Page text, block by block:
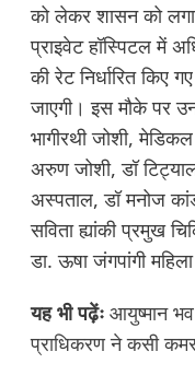
को लेकर शासन को
प्राइवेट हॉस्पिटल में
की रेट निर्धारित किए
जाएगी। इस मौके पर
भागीरथी जोशी, मेडिकल
अरुण जोशी, डॉ
अस्पताल, डॉ मनोज
सविता ह्यांकी प्रमुख
डा. ऊषा जंगपांगी
यह भी पढ़ेंः आयुष्मान
प्राधिकरण ने कसी